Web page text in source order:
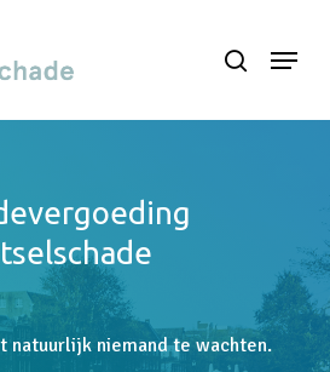
search
Menu
natuurlijk niemand te wachten.
Menu